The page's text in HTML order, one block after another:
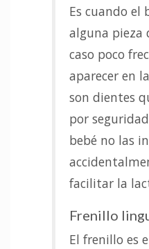
Es cuando el
alguna pieza
caso poco
aparecer en
son dientes
por
bebé no las
facilitar la
Frenillo
El frenillo es